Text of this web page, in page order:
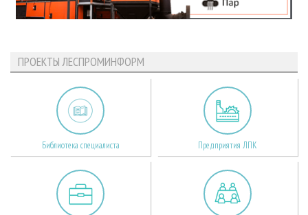
ПРОЕКТЫ ЛЕСПРОМИНФОРМ
Библиотека специалиста Предприятия ЛПК